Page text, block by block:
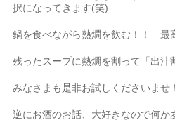
択になってきます(笑)
鍋を食べながら熱燗を飲む！！ 最
残ったスープに熱燗を割って「出汁
みなさまも是非お試しくださいませ！
逆にお酒のお話、大好きなので何か